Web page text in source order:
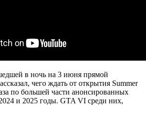
в ночь на 3 июня прямой
чего ждать от открытия Summer
по большей части анонсированных
и 2025 годы. GTA VI среди них,